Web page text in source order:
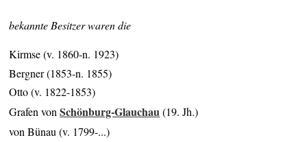
bekannte Besitzer waren die
Kirmse (v. 1860-n. 1923)
Bergner (1853-n. 1855)
Otto (v. 1822-1853)
Grafen vonSchönburg-Glauchau(19. Jh.)
von Bünau (v. 1799-...)